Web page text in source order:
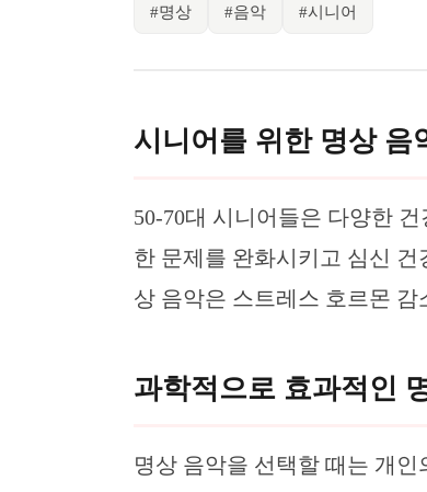
#명상 #음악 #시니어
시니어를 위한 명상 음
50-70대 시니어들은 다양한
한 문제를 완화시키고 심신
상 음악은 스트레스 호르몬
과학적으로 효과적인
명상 음악을 선택할 때는 개